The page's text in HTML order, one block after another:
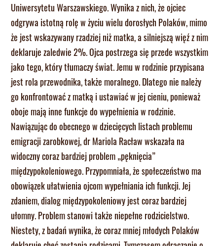
Uniwersytetu Warszawskiego. Wynika z nich, że ojciec
odgrywa istotną rolę w życiu wielu dorosłych Polaków, mimo
że jest wskazywany rzadziej niż matka, a silniejszą więź z nim
deklaruje zaledwie 2%. Ojca postrzega się przede wszystkim
jako tego, który tłumaczy świat. Jemu w rodzinie przypisana
jest rola przewodnika, także moralnego. Dlatego nie należy
go konfrontować z matką i ustawiać w jej cieniu, ponieważ
oboje mają inne funkcje do wypełnienia w rodzinie.
Nawiązując do obecnego w dziecięcych listach problemu
emigracji zarobkowej, dr Mariola Racław wskazała na
widoczny coraz bardziej problem „pęknięcia”
międzypokoleniowego. Przypomniała, że społeczeństwo ma
obowiązek ułatwienia ojcom wypełniania ich funkcji. Jej
zdaniem, dialog międzypokoleniowy jest coraz bardziej
ułomny. Problem stanowi także niepełne rodzicielstwo.
Niestety, z badań wynika, że coraz mniej młodych Polaków